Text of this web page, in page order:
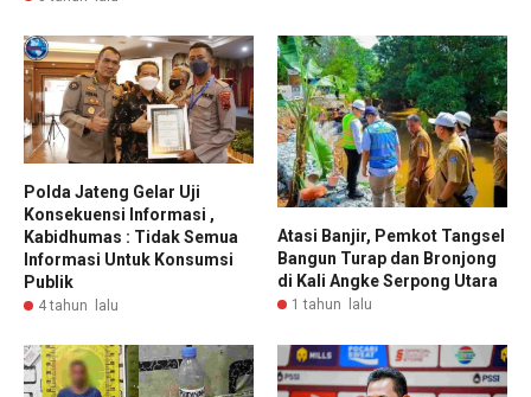
Polda Jateng Gelar Uji
Konsekuensi Informasi ,
Kabidhumas : Tidak Semua
Informasi Untuk Konsumsi
Publik
4 tahun lalu
Atasi Banjir, Pemkot Tangsel
Bangun Turap dan Bronjong
di Kali Angke Serpong Utara
1 tahun lalu